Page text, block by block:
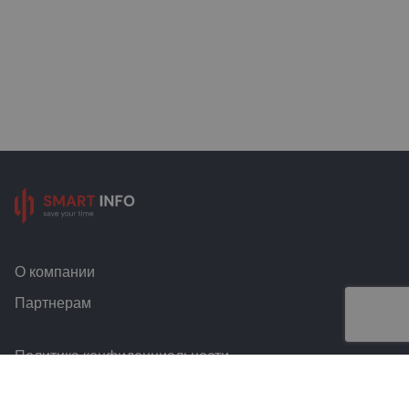
О компании
Партнерам
Политика конфиденциальности